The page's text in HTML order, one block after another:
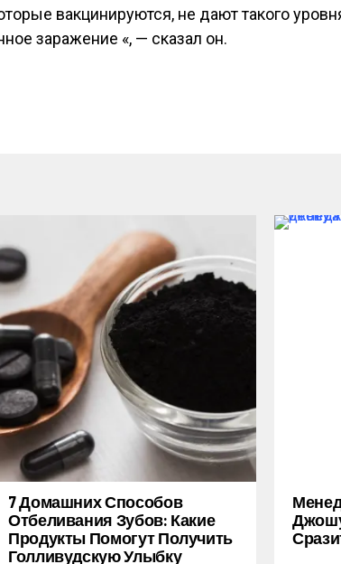
вакцинируются, не дают такого
заражение «, — сказал он.
7 Домашних Способов
Отбеливания Зубов: Какие
Продукты Помогут Получить
Голливудскую Улыбку